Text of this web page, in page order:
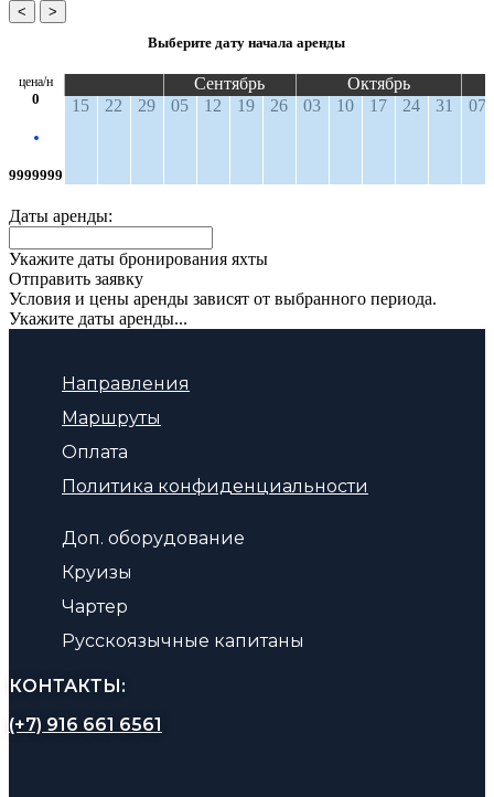
<
>
Выберите дату начала аренды
цена/н
0
9999999
Сентябрь
Октябрь
15
22 29 05 12 19 26 03 10 17 24 31 07
Даты аренды:
Укажите даты бронирования яхты
Отправить заявку
Условия и цены аренды зависят от выбранного периода.
Укажите даты аренды...
Направления
Маршруты
Оплата
Политика конфиденциальности
Доп. оборудование
Круизы
Чартер
Русскоязычные капитаны
КОНТАКТЫ:
(+7) 916 661 6561